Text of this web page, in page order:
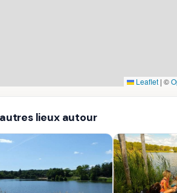
Leaflet | ©
lieux autour